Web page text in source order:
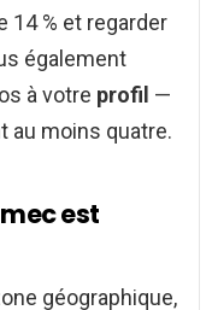
14 % et regarder
également
à votre profil —
au moins quatre.
est
géographique,